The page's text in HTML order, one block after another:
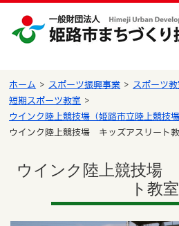
ホーム スポーツ振興事業
スポーツ
短期スポーツ教室
ウインク陸上競技場（姫路市立陸上競技
ウインク陸上競技場 キッズアスリート
ウインク陸上競技場
ト教室